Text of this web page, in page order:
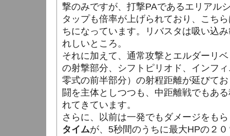
撃のみですが、打撃PAであるエリアル
タップも倍率が上げられており、こち
ちになっています。リバスタは吸い込
れしいところ。
それに加えて、通常攻撃とエルダーリ
の射撃部分、シフトピリオド、インフ
零式の前半部分）の射程距離が延びて
闘を主体としつつも、中距離戦でもあ
れてきています。
さらに、以前は一発でもダメージをも
タイムが、5秒間のうちに最大HPの２０